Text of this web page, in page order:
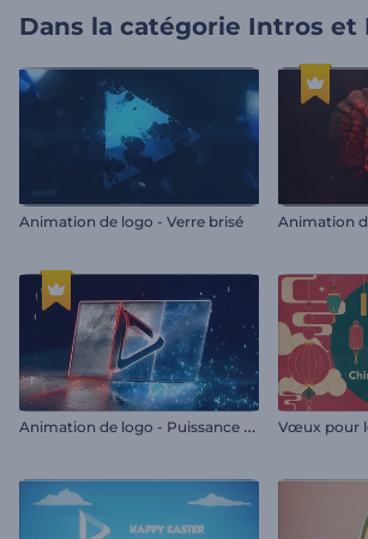
Dans la catégorie Intros et
Animation de logo - Verre brisé
A
nimation de logo - Puissance de l'acier Vœux pour